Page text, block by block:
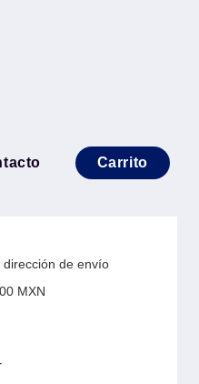
Carrito
Sunset
de envío
MXN